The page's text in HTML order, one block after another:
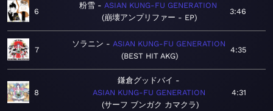
6
粉雪
ASIAN KUNG-FU GENERATION
崩壊アンプリファー - EP
3:46
7
ソラニン
ASIAN KUNG-FU GENERATION
BEST HIT AKG
4:35
8
鎌倉グッドバイ
ASIAN KUNG-FU GENERATION
サーフ ブンガク カマクラ
4:31